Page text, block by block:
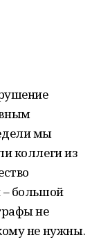
мы
коллеги из
– большой
не
не нужны.